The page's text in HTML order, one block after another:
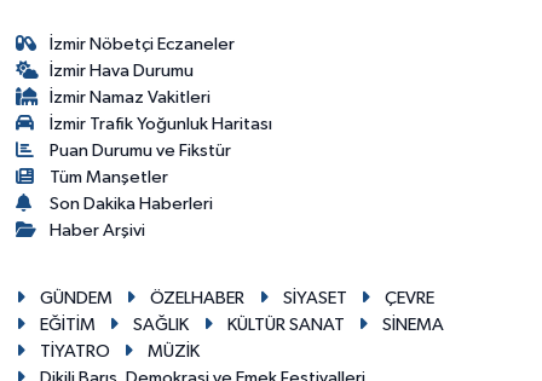
İzmir Nöbetçi Eczaneler
İzmir Hava Durumu
İzmir Namaz Vakitleri
İzmir Trafik Yoğunluk Haritası
Puan Durumu ve Fikstür
Tüm Manşetler
Son Dakika Haberleri
Haber Arşivi
GÜNDEM ÖZELHABER SİYASET
ÇEVRE
EĞİTİM
SAĞLIK KÜLTÜR SANAT
SİNEMA
TİYATRO
MÜZİK